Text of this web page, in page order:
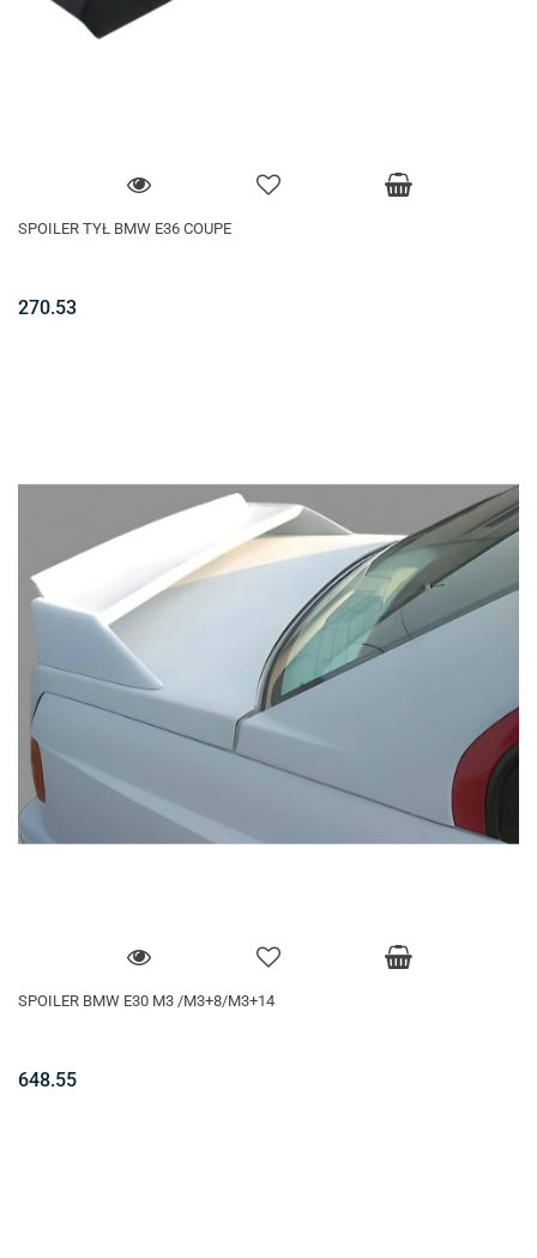
SPOILER TYŁ BMW E36 COUPE
270.53
SPOILER BMW E30 M3 /M3+8/M3+14
648.55